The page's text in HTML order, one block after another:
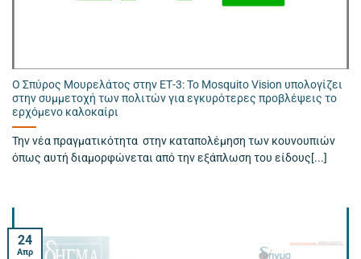
Ο Σπύρος Μουρελάτος στην ΕΤ-3: Το Mosquito Vision υπολογίζει
στην συμμετοχή των πολιτών για εγκυρότερες προβλέψεις το
ερχόμενο καλοκαίρι
Την νέα πραγματικότητα στην καταπολέμηση των κουνουπιών
όπως αυτή διαμορφώνεται από την εξάπλωση του είδους[...]
24
Απρ